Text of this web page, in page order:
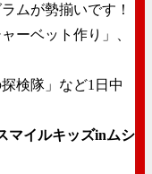
ムが勢揃いです！
ーベット作り」、
検隊」など1日中
マイルキッズinムシ